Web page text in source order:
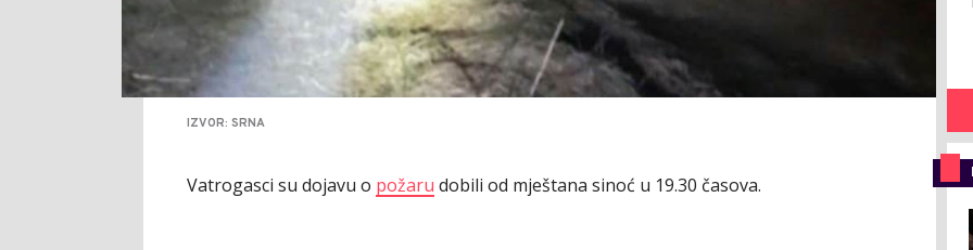
IZVOR: SRNA
Vatrogasci su dojavu o požaru dobili od mještana sinoć u 19.30 časova.